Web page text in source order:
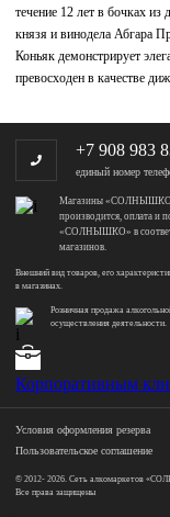
течение 12 лет в бочках
князя и винодела Абгара
Коньяк демонстрирует
превосходен в качестве
+7 908 983
единый номер
Магазины «СОЛНЫШКО»
производится, оплата и
«СОЛНЫШКО» в
магазинов.
Внешний вид товаров, его
в магазинах.
Розничная продажа
осуществления деятельности.
Корпоративным
© 2012- 2026. Сеть алкомаркетов
Все права защищены
Условия оформления резерва
Пользовательское соглашение